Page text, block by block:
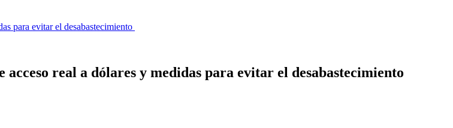
para evitar el desabastecimiento
real a dólares y medidas para evitar el desabastecimiento